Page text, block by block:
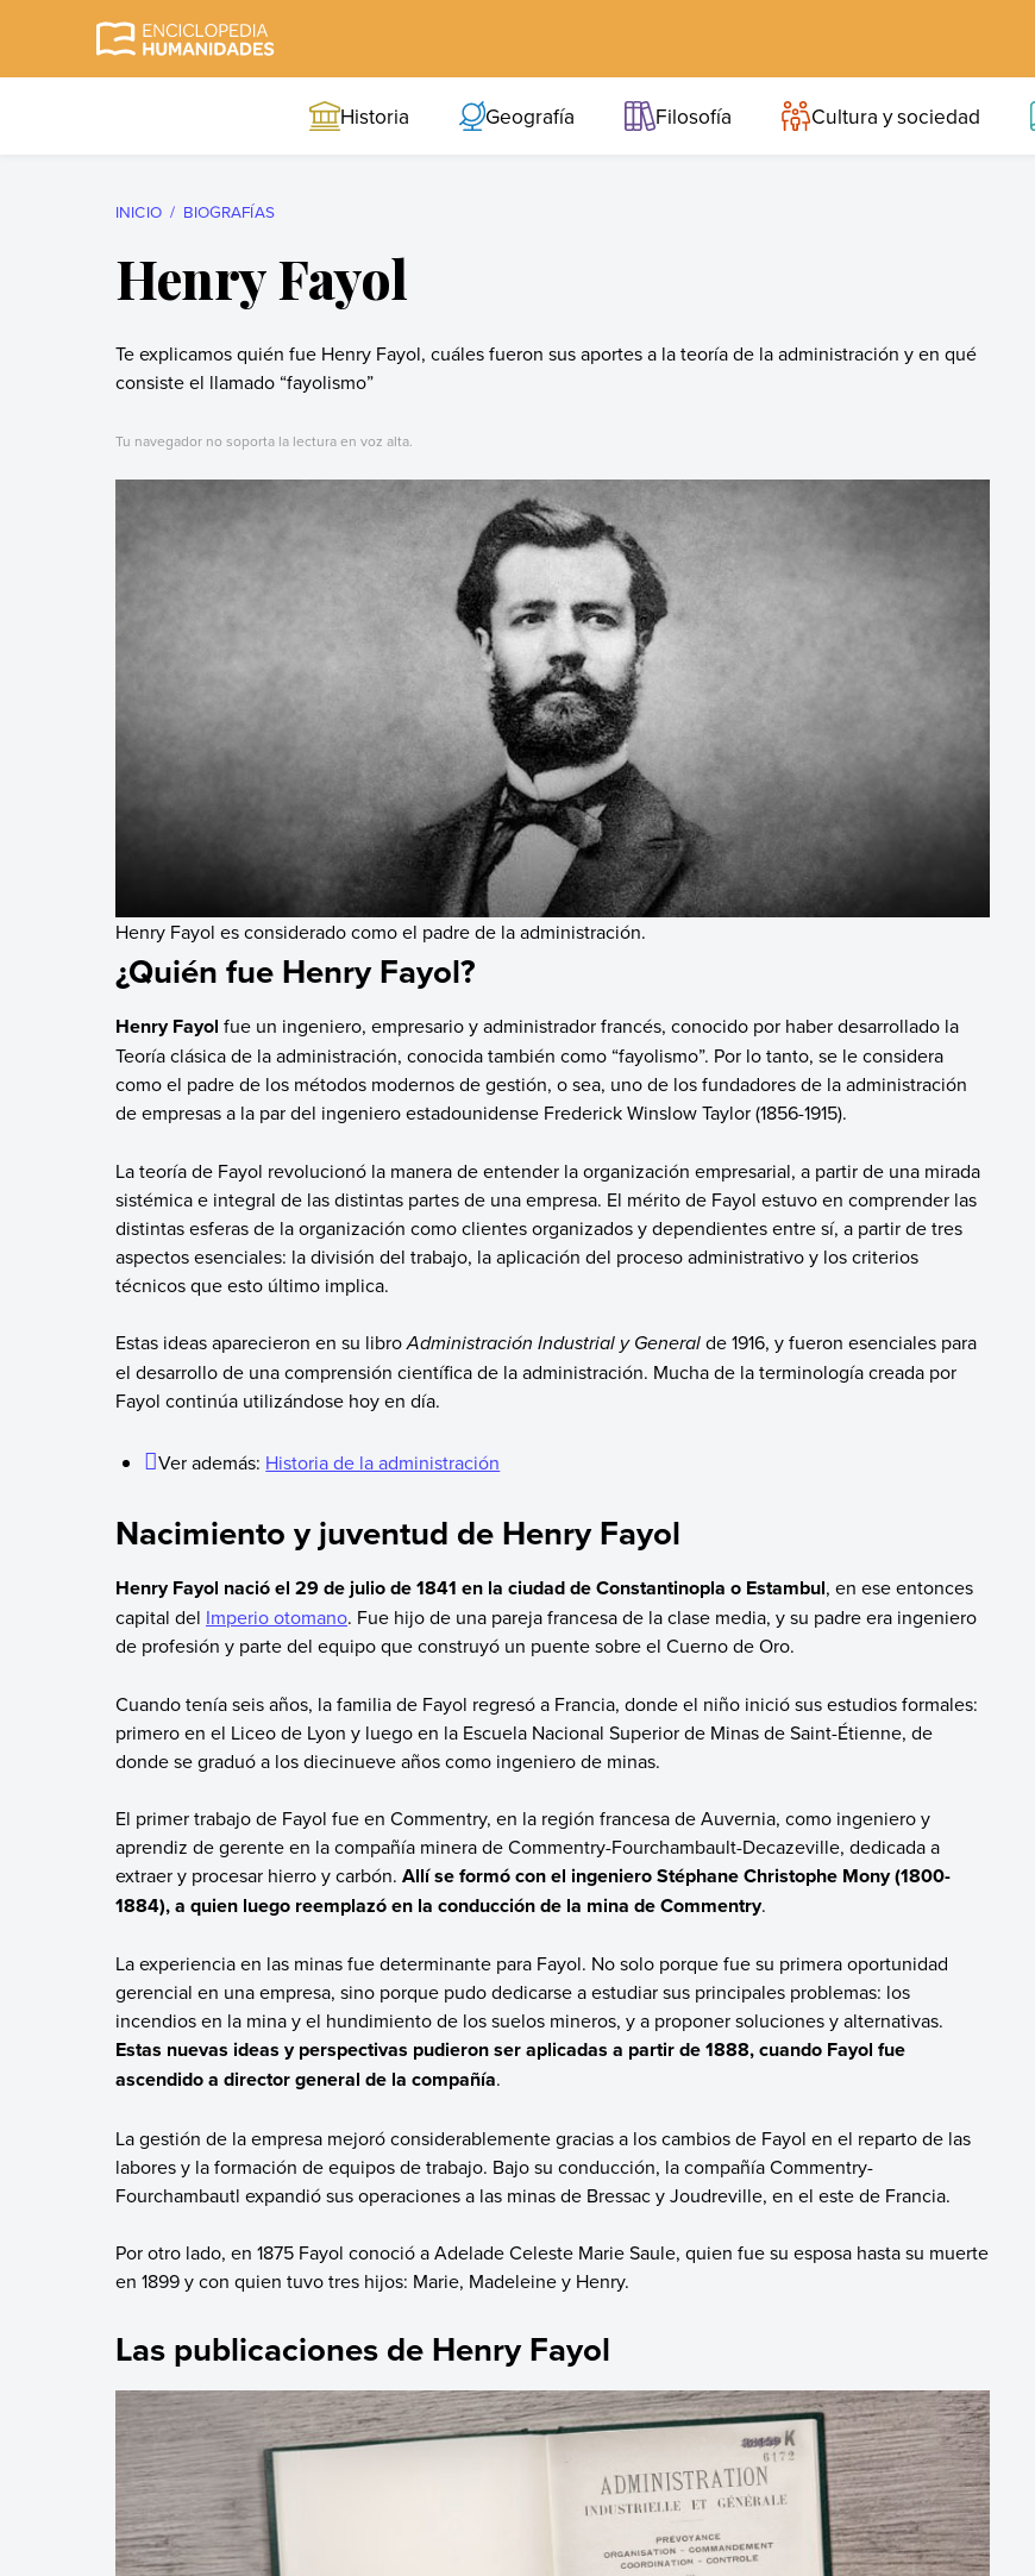
Historia Geografía Filosofía Cultura y sociedad
INICIO BIOGRAFÍAS
Henry Fayol
Te explicamos quién fue Henry Fayol, cuáles fueron sus aportes a la teoría de la administración y en qué
consiste el llamado “fayolismo”
Tu navegador no soporta la lectura en voz alta.
Henry Fayol es considerado como el padre de la administración.
¿Quién fue Henry Fayol?
Henry Fayol fue un ingeniero, empresario y administrador francés, conocido por haber desarrollado la
Teoría clásica de la administración, conocida también como “fayolismo”. Por lo tanto, se le considera
como el padre de los métodos modernos de gestión, o sea, uno de los fundadores de la administración
de empresas a la par del ingeniero estadounidense Frederick Winslow Taylor (1856-1915).
La teoría de Fayol revolucionó la manera de entender la organización empresarial, a partir de una mirada
sistémica e integral de las distintas partes de una empresa. El mérito de Fayol estuvo en comprender las
distintas esferas de la organización como clientes organizados y dependientes entre sí, a partir de tres
aspectos esenciales: la división del trabajo, la aplicación del proceso administrativo y los criterios
técnicos que esto último implica.
Estas ideas aparecieron en su libroAdministración Industrial y Generalde 1916, y fueron esenciales para
el desarrollo de una comprensión científica de la administración. Mucha de la terminología creada por
Fayol continúa utilizándose hoy en día.
Ver además: Historia de la administración
Nacimiento y juventud de Henry Fayol
Henry Fayol nació el 29 de julio de 1841 en la ciudad de Constantinopla o Estambul, en ese entonces
capital del Imperio otomano. Fue hijo de una pareja francesa de la clase media, y su padre era ingeniero
de profesión y parte del equipo que construyó un puente sobre el Cuerno de Oro.
Cuando tenía seis años, la familia de Fayol regresó a Francia, donde el niño inició sus estudios formales:
primero en el Liceo de Lyon y luego en la Escuela Nacional Superior de Minas de Saint-Étienne, de
donde se graduó a los diecinueve años como ingeniero de minas.
El primer trabajo de Fayol fue en Commentry, en la región francesa de Auvernia, como ingeniero y
aprendiz de gerente en la compañía minera de Commentry-Fourchambault-Decazeville, dedicada a
extraer y procesar hierro y carbón. Allí se formó con el ingeniero Stéphane Christophe Mony (1800-
1884), a quien luego reemplazó en la conducción de la mina de Commentry.
La experiencia en las minas fue determinante para Fayol. No solo porque fue su primera oportunidad
gerencial en una empresa, sino porque pudo dedicarse a estudiar sus principales problemas: los
incendios en la mina y el hundimiento de los suelos mineros, y a proponer soluciones y alternativas.
Estas nuevas ideas y perspectivas pudieron ser aplicadas a partir de 1888, cuando Fayol fue
ascendido a director general de la compañía.
La gestión de la empresa mejoró considerablemente gracias a los cambios de Fayol en el reparto de las
labores y la formación de equipos de trabajo. Bajo su conducción, la compañía Commentry-
Fourchambautl expandió sus operaciones a las minas de Bressac y Joudreville, en el este de Francia.
Por otro lado, en 1875 Fayol conoció a Adelade Celeste Marie Saule, quien fue su esposa hasta su muerte
en 1899 y con quien tuvo tres hijos: Marie, Madeleine y Henry.
Las publicaciones de Henry Fayol